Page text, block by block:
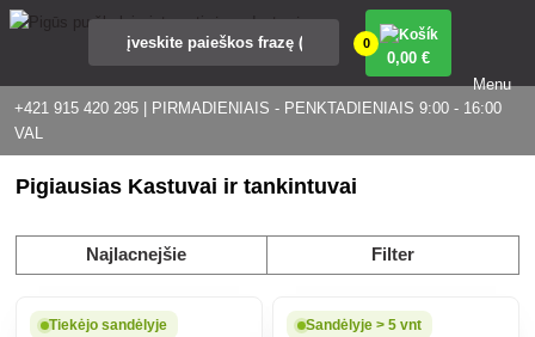
+421 915 420 295 | PIRMADIENIAIS - PENKTADIENIAIS 9:00 - 16:00
VAL
0
0,00 €
Menu
Pigiausias Kastuvai ir tankintuvai
Najlacnejšie Filter
Tiekėjo sandėlyje
Sandėlyje > 5 vnt